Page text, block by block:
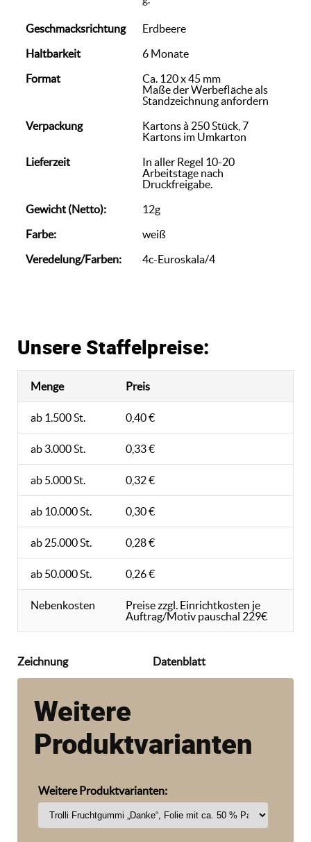
Geschmacksrichtung
Erdbeere
Haltbarkeit
6 Monate
Format
Ca. 120 x 45 mm
Maße der Werbefläche als
Standzeichnung anfordern
Verpackung
Kartons à 250 Stück, 7
Kartons im Umkarton
Lieferzeit
In aller Regel 10-20
Arbeitstage nach
Druckfreigabe.
Gewicht (Netto):
12g
Farbe:
weiß
Veredelung/Farben:
4c-Euroskala/4
Unsere Staffelpreise:
Menge Preis
ab 1.500 St. 0,40 €
ab 3.000 St. 0,33 €
ab 5.000 St. 0,32 €
ab 10.000 St. 0,30 €
ab 25.000 St. 0,28 €
ab 50.000 St. 0,26 €
Nebenkosten
Preise zzgl. Einrichtkosten je
Auftrag/Motiv pauschal 229€
Zeichnung Datenblatt
Weitere
Produktvarianten
Weitere Produktvarianten: